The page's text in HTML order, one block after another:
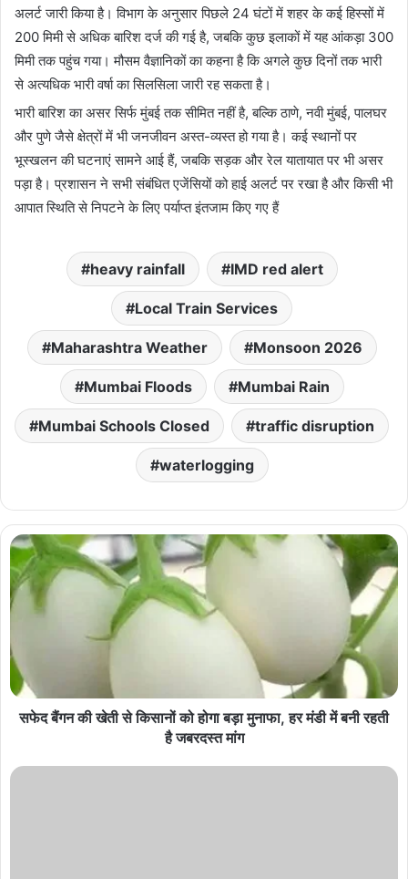
अलर्ट जारी किया है। विभाग के अनुसार पिछले 24 घंटों में शहर के कई हिस्सों में
200 मिमी से अधिक बारिश दर्ज की गई है, जबकि कुछ इलाकों में यह आंकड़ा 300
मिमी तक पहुंच गया। मौसम वैज्ञानिकों का कहना है कि अगले कुछ दिनों तक भारी
से अत्यधिक भारी वर्षा का सिलसिला जारी रह सकता है।
भारी बारिश का असर सिर्फ मुंबई तक सीमित नहीं है, बल्कि ठाणे, नवी मुंबई, पालघर
और पुणे जैसे क्षेत्रों में भी जनजीवन अस्त-व्यस्त हो गया है। कई स्थानों पर
भूस्खलन की घटनाएं सामने आई हैं, जबकि सड़क और रेल यातायात पर भी असर
पड़ा है। प्रशासन ने सभी संबंधित एजेंसियों को हाई अलर्ट पर रखा है और किसी भी
आपात स्थिति से निपटने के लिए पर्याप्त इंतजाम किए गए हैं
heavy rainfall IMD red alert
Local Train Services
Maharashtra Weather Monsoon 2026
Mumbai Floods Mumbai Rain
Mumbai Schools Closed traffic disruption
waterlogging
सफेद बैंगन की खेती से किसानों को होगा बड़ा मुनाफा, हर मंडी में बनी रहती
है जबरदस्त मांग